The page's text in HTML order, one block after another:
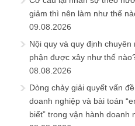
giảm thì nên làm như thế
09.08.2026
Nội quy và quy định chuyên
phận được xây như thế
08.08.2026
Dòng chảy giải quyết vấn
doanh nghiệp và bài toán
biết” trong vận hành doanh